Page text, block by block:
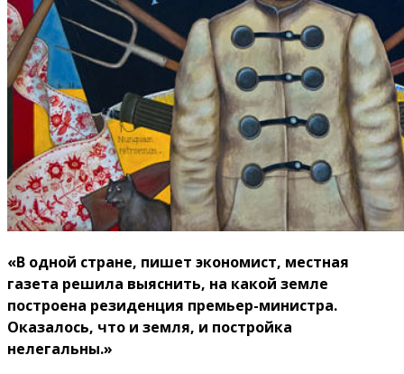
«В одной стране, пишет экономист, местная
газета решила выяснить, на какой земле
построена резиденция премьер-министра.
Оказалось, что и земля, и постройка
нелегальны.»